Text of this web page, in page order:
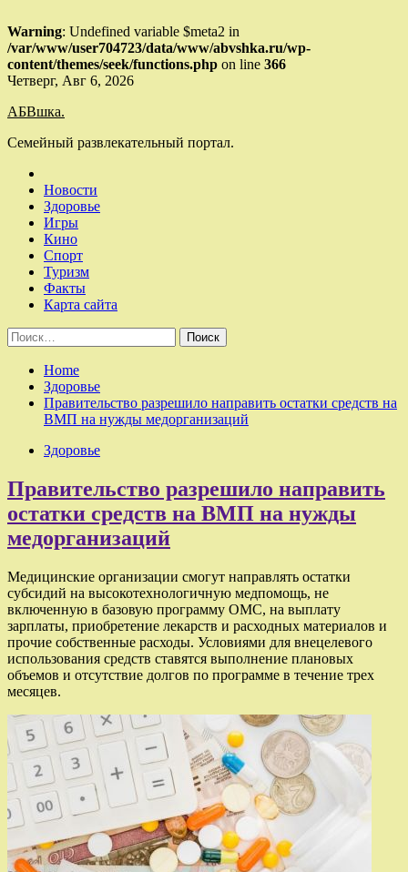
Warning: Undefined variable $meta2 in
/var/www/user704723/data/www/abvshka.ru/wp-
content/themes/seek/functions.php on line 366
Skip
content
Четверг, Авг 6, 2026
АБВшка.
Семейный развлекательный портал.
Новости
Здоровье
Игры
Кино
Спорт
Туризм
Факты
Карта сайта
Найти:
Home
Здоровье
Правительство разрешило направить остатки средств на
ВМП на нужды медорганизаций
Здоровье
Правительство разрешило направить
остатки средств на ВМП на нужды
медорганизаций
Медицинские организации смогут направлять остатки
субсидий на высокотехнологичную медпомощь, не
включенную в базовую программу ОМС, на выплату
зарплаты, приобретение лекарств и расходных материалов и
прочие собственные расходы. Условиями для внецелевого
использования средств ставятся выполнение плановых
объемов и отсутствие долгов по программе в течение трех
месяцев.